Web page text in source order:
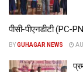
पीसी-पीएनडीटी (PC-
BYGUHAGAR NEWS